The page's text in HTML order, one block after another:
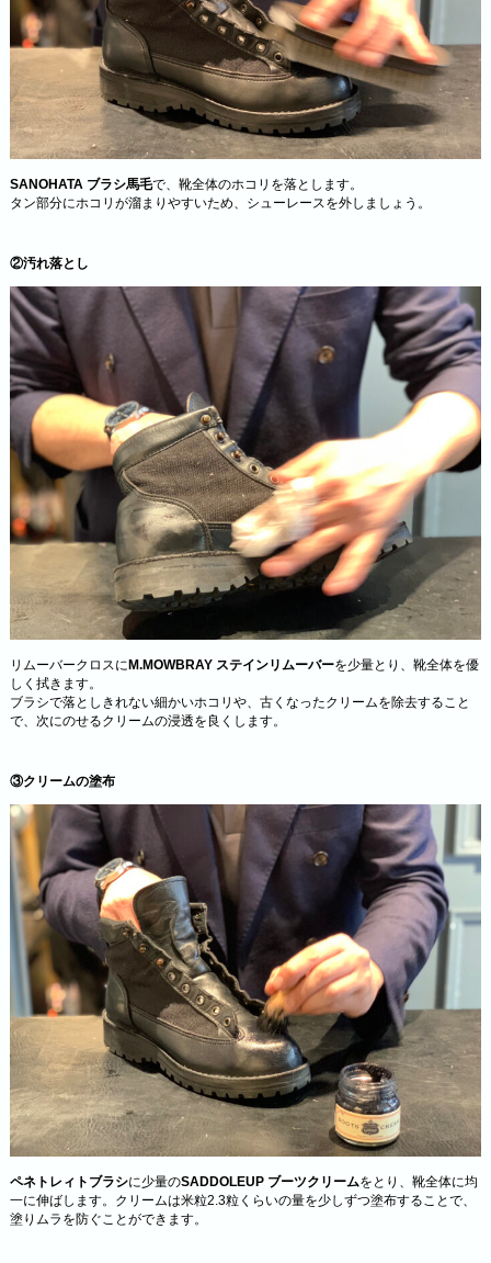
SANOHATA ブラシ馬毛で、靴全体のホコリを落とします。
タン部分にホコリが溜まりやすいため、シューレースを外しましょう。
②汚れ落とし
リムーバークロスにM.MOWBRAY ステインリムーバーを少量とり、靴全体を優
しく拭きます。
ブラシで落としきれない細かいホコリや、古くなったクリームを除去すること
で、次にのせるクリームの浸透を良くします。
③クリームの塗布
ペネトレィトブラシに少量のSADDOLEUP ブーツクリームをとり、靴全体に均
一に伸ばします。クリームは米粒2.3粒くらいの量を少しずつ塗布することで、
塗りムラを防ぐことができます。